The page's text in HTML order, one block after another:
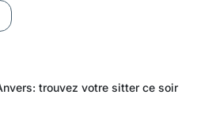
trouvez votre sitter ce soir